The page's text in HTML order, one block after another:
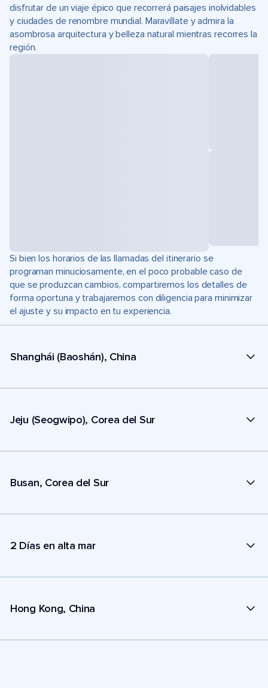
disfrutar de un viaje épico que recorrerá paisajes inolvidables
y ciudades de renombre mundial. Maravíllate y admira la
asombrosa arquitectura y belleza natural mientras recorres la
región.
Si bien los horarios de las llamadas del itinerario se
programan minuciosamente, en el poco probable caso de
que se produzcan cambios, compartiremos los detalles de
forma oportuna y trabajaremos con diligencia para minimizar
el ajuste y su impacto en tu experiencia.
Shanghái (Baoshán), China
Jeju (Seogwipo), Corea del Sur
Busan, Corea del Sur
2 Días en alta mar
Hong Kong, China